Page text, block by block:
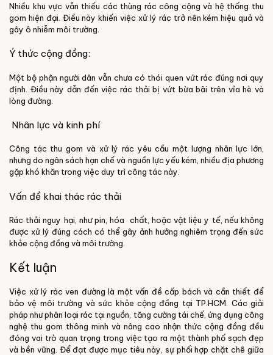
Nhiều khu vực vẫn thiếu các thùng rác công cộng và hệ thống thu
gom hiện đại. Điều này khiến việc xử lý rác trở nên kém hiệu quả và
gây ô nhiễm môi trường.
Ý thức cộng đồng:
Một bộ phận người dân vẫn chưa có thói quen vứt rác đúng nơi quy
định. Điều này dẫn đến việc rác thải bị vứt bừa bãi trên vỉa hè và
lòng đường.
Nhân lực và kinh phí
Công tác thu gom và xử lý rác yêu cầu một lượng nhân lực lớn,
nhưng do ngân sách hạn chế và nguồn lực yếu kém, nhiều địa phương
gặp khó khăn trong việc duy trì công tác này.
Vấn đề khai thác rác thải
Rác thải nguy hại, như pin, hóa chất, hoặc vật liệu y tế, nếu không
được xử lý đúng cách có thể gây ảnh hưởng nghiêm trọng đến sức
khỏe cộng đồng và môi trường.
Kết luận
Việc xử lý rác ven đường là một vấn đề cấp bách và cần thiết để
bảo vệ môi trường và sức khỏe cộng đồng tại TP.HCM. Các giải
pháp như phân loại rác tại nguồn, tăng cường tái chế, ứng dụng công
nghệ thu gom thông minh và nâng cao nhận thức cộng đồng đều
đóng vai trò quan trọng trong việc tạo ra một thành phố sạch đẹp
và bền vững. Để đạt được mục tiêu này, sự phối hợp chặt chẽ giữa